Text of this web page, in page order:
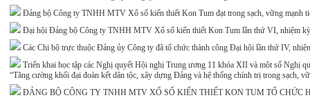
Đảng bộ Công ty TNHH MTV Xổ số kiến thiết Kon Tum đạt trong sạch, vững mạnh
Đại hội Đảng bộ Công ty TNHH MTV Xổ số kiến thiết Kon Tum lần thứ VI, nhiệm
Các Chi bộ trực thuộc Đảng ủy Công ty đã tổ chức thành công Đại hội lần thứ IV,
Triển khai học tập các Nghị quyết Hội nghị Trung ương 11 khóa XII và một số Nghị
“Tăng cường khối đại đoàn kết dân tộc, xây dựng Đảng và hệ thống chính trị trong sạch,
ĐẢNG BỘ CÔNG TY TNHH MTV XỔ SỐ KIẾN THIẾT KON TUM TỔ